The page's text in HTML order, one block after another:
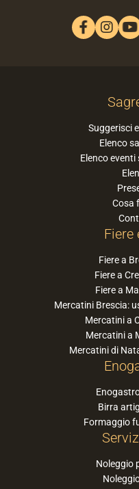
Suggerisci
Elenco
Elenco
Cosa
Fiere
Fiere a
Fiere a
Fiere a
Mercatini Brescia:
Mercatini a
Mercatini a
Mercatini di
Birra
Formaggio
Noleggio